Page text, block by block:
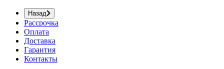
Назад
Рассрочка
Оплата
Доставка
Гарантия
Контакты